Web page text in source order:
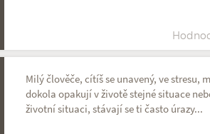
Milý člověče, cítíš se unavený, ve stresu,
dokola opakují v životě stejné situace
životní situaci, stávají se ti často úrazy...